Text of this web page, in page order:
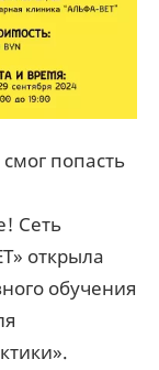
попасть
Сеть
открыла
обучения